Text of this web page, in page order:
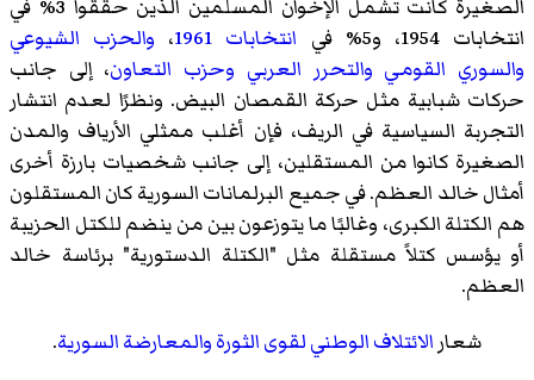
الصغيرة كانت تشمل الإخوان المسلمين الذين حققوا 3% في
انتخابات 1954، و5% في
انتخابات 1961 ، والحزب الشيوعي
والسوري القومي والتحرر العربي وحزب التعاون، إلى جانب
حركات شبابية مثل حركة القمصان البيض. ونظرًا لعدم انتشار
التجربة السياسية في الريف، فإن أغلب ممثلي الأرياف والمدن
الصغيرة كانوا من المستقلين، إلى جانب شخصيات بارزة أخرى
أمثال خالد العظم. في جميع البرلمانات السورية كان المستقلون
هم الكتلة الكبرى، وغالبًا ما يتوزعون بين من ينضم للكتل الحزيبة
أو يؤسس كتلاً مستقلة مثل "الكتلة الدستورية" برئاسة خالد
العظم.
شعار الائتلاف الوطني لقوى الثورة والمعارضة السورية.